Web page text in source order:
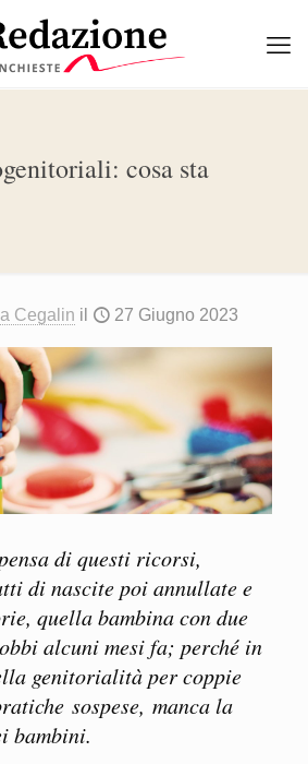
cosa sta
Cegalin il 27 Giugno 2023
di questi ricorsi,
di nascite poi annullate e
quella bambina con due
alcuni mesi fa; perché in
genitorialità per coppie
sospese, manca la
bambini.